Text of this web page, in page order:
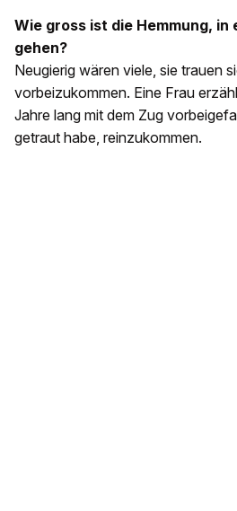
Wie gross ist die Hemmung, in
gehen?
Neugierig wären viele, sie trauen
vorbeizukommen. Eine Frau
Jahre lang mit dem Zug
getraut habe, reinzukommen.